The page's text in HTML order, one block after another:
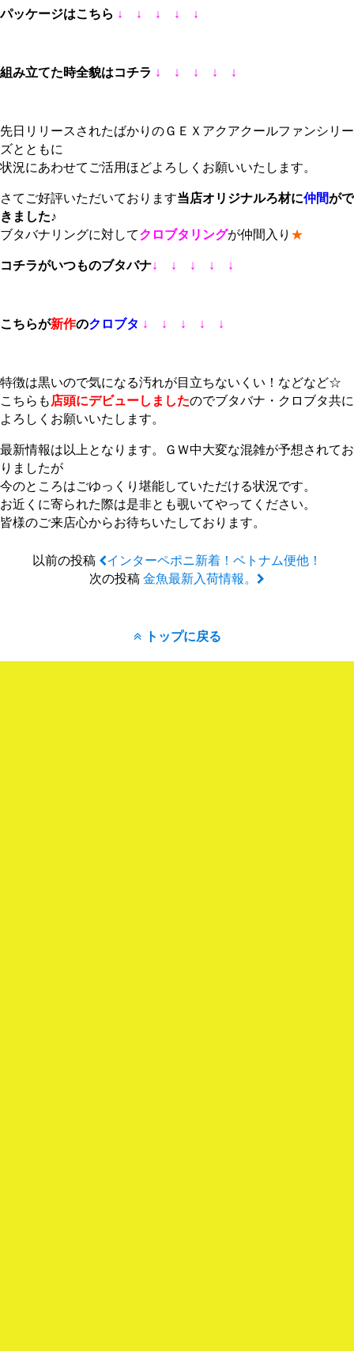
パッケージはこちら ↓ ↓ ↓ ↓ ↓
組み立てた時全貌はコチラ ↓ ↓ ↓ ↓ ↓
先日リリースされたばかりのＧＥＸアクアクールファンシリー
ズとともに
状況にあわせてご活用ほどよろしくお願いいたします。
さてご好評いただいております当店オリジナルろ材に仲間がで
きました♪
ブタバナリングに対してクロブタリングが仲間入り ★
コチラがいつものブタバナ↓ ↓ ↓ ↓ ↓
こちらが新作のクロブタ ↓ ↓ ↓ ↓ ↓
特徴は黒いので気になる汚れが目立ちないくい！などなど☆
こちらも店頭にデビューしましたのでブタバナ・クロブタ共に
よろしくお願いいたします。
最新情報は以上となります。ＧＷ中大変な混雑が予想されてお
りましたが
今のところはごゆっくり堪能していただける状況です。
お近くに寄られた際は是非とも覗いてやってください。
皆様のご来店心からお待ちいたしております。
以前の投稿
インターペポニ新着！ベトナム便他！
次の投稿金魚最新入荷情報。
トップに戻る